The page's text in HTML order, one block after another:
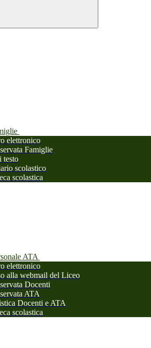
elettronico
Famiglie
testo
scolastico
scolastica
ATA
elettronico
alla webmail del Liceo
Docenti
ATA
Docenti e ATA
scolastica